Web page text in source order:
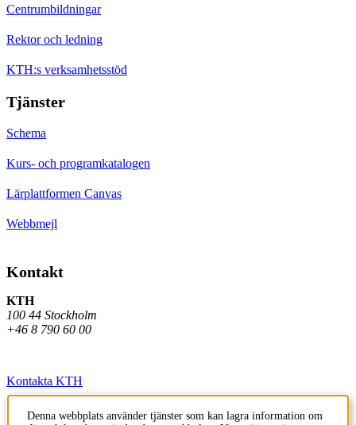
Centrumbildningar
Rektor och ledning
KTH:s verksamhetsstöd
Tjänster
Schema
Kurs- och programkatalogen
Lärplattformen Canvas
Webbmejl
Kontakt
KTH
100 44 Stockholm
+46 8 790 60 00
Kontakta KTH
Jobba på KTH
Denna webbplats använder tjänster som kan lagra information om